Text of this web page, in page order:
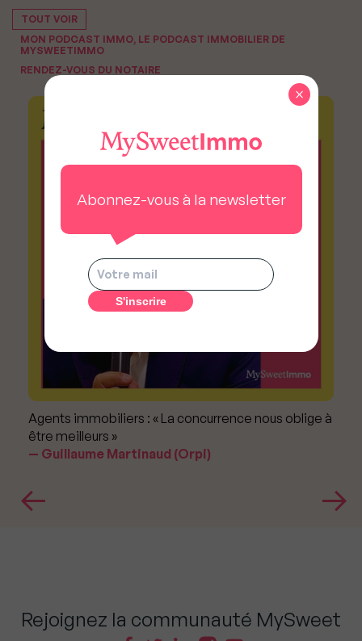
TOUT VOIR
MON PODCAST IMMO, LE PODCAST IMMOBILIER DE
MYSWEETIMMO
RENDEZ-VOUS DU NOTAIRE
Agents immobiliers : « La concurrence nous oblige à
être meilleurs »
Guillaume Martinaud (Orpi)
Rejoignez la communauté MySweet
Abonnez-vous à la newsletter
×